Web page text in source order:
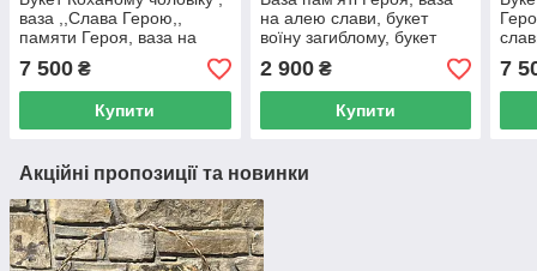
ваза ,,Слава Герою,,
памяти Героя, ваза на
алею славы.
7 500 ₴
Купити
на алею слави, букет
воїну загиблому, букет
Герою, кована ваза на
могилу. Золотиста.
2 900₴
Купити
7
Акційні пропозиції та новинки